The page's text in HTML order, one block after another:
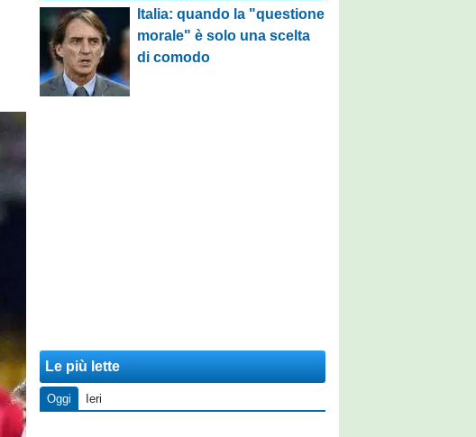
Italia: quando la "questione
morale" è solo una scelta
di comodo
Le più lette
Oggi Ieri